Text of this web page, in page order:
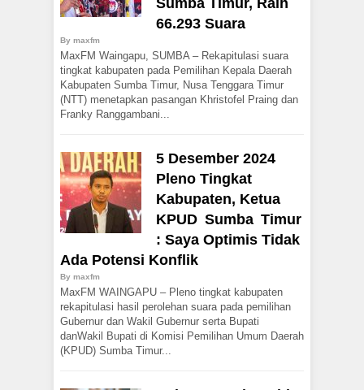
66.293 Suara
By maxfm
MaxFM Waingapu, SUMBA – Rekapitulasi suara
tingkat kabupaten pada Pemilihan Kepala Daerah
Kabupaten Sumba Timur, Nusa Tenggara Timur
(NTT) menetapkan pasangan Khristofel Praing dan
Franky Ranggambani...
5 Desember 2024
Pleno Tingkat
Kabupaten, Ketua
KPUD Sumba Timur
: Saya Optimis Tidak
Ada Potensi Konflik
By maxfm
MaxFM WAINGAPU – Pleno tingkat kabupaten
rekapitulasi hasil perolehan suara pada pemilihan
Gubernur dan Wakil Gubernur serta Bupati
danWakil Bupati di Komisi Pemilihan Umum Daerah
(KPUD) Sumba Timur...